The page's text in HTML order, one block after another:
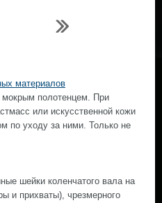
материалов
полотенцем. При
или искусственной кожи
по уходу за ними. Только не
шейки коленчатого вала на
и прихваты), чрезмерного